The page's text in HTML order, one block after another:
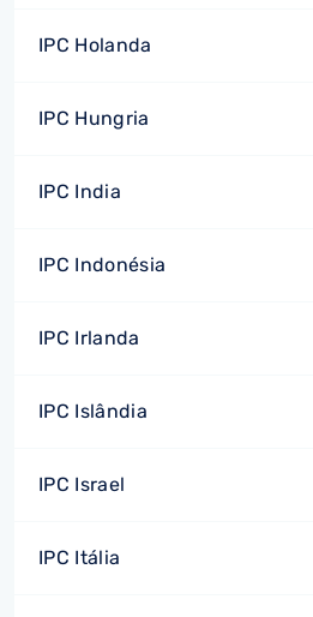
IPC Holanda
IPC Hungria
IPC India
IPC Indonésia
IPC Irlanda
IPC Islândia
IPC Israel
IPC Itália